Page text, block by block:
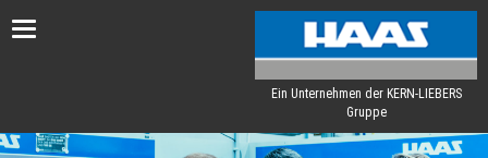
Toggle
Ein Unternehmen der KERN-LIEBERS
Gruppe